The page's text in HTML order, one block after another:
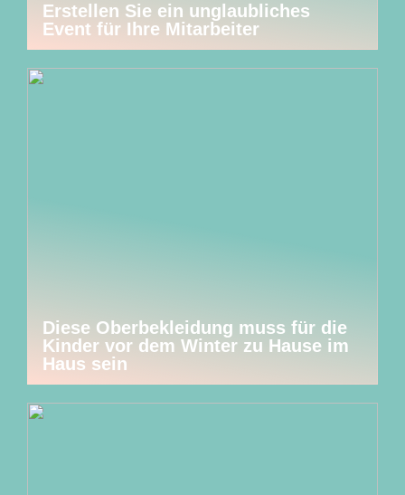
Erstellen Sie ein unglaubliches
Event für Ihre Mitarbeiter
Diese Oberbekleidung muss für die
Kinder vor dem Winter zu Hause im
Haus sein